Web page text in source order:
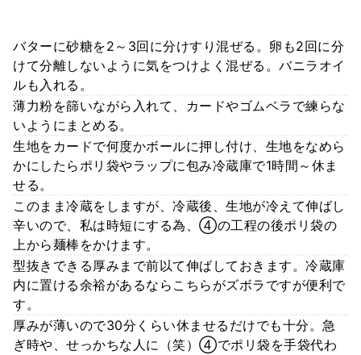
バターに砂糖を2～3回に分けすり混ぜる。卵も2回に分
けて分離しないように気をつけよく混ぜる。バニラオイ
ルも入れる。
薄力粉を篩いながら入れて、カードやゴムベラで練らな
いようにまとめる。
生地をカードで何度かボールに押し付け、生地をなめら
かにしたらポリ袋やラップに包み冷蔵庫で1時間～休ま
せる。
このまま冷蔵をしますが、冷蔵後、生地が冷えて伸ばし
辛いので、私は時短にする為、④の工程の後ポリ袋の
上から麺棒をかけます。
型抜きできる厚みまで前以て伸ばしておきます。冷蔵庫
内に置ける余裕があるならこちらがズボラですが便利で
す。
厚みが薄いので30分くらい休ませるだけでも十分。急
ぎ時や、せっかちな人に（笑）④でポリ袋を手袋代わ